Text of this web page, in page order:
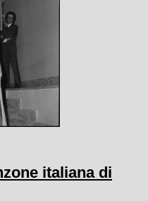
italiana di